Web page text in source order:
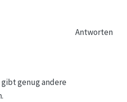
Antworten
gibt genug andere